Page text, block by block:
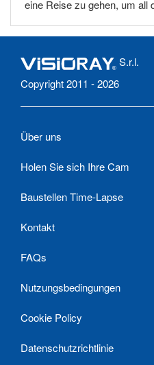
eine Reise zu gehen, um all
S.r.l.
Copyright 2011 - 2026
Über uns
Holen Sie sich Ihre Cam
Baustellen Time-Lapse
Kontakt
FAQs
Nutzungsbedingungen
Cookie Policy
Datenschutzrichtlinie